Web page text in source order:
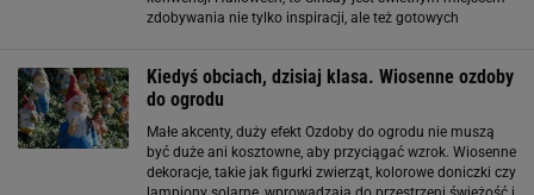
zdobywania nie tylko inspiracji, ale też gotowych
Kiedyś obciach, dzisiaj klasa. Wiosenne ozdoby
do ogrodu
Małe akcenty, duży efekt Ozdoby do ogrodu nie muszą
być duże ani kosztowne, aby przyciągać wzrok. Wiosenne
dekoracje, takie jak figurki zwierząt, kolorowe doniczki czy
lampiony solarne, wprowadzają do przestrzeni świeżość i